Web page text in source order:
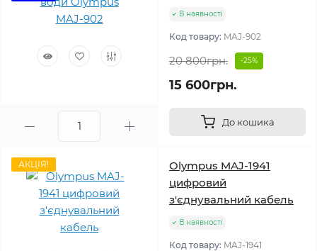
В наявності
Код товару: MAJ-902
20 800грн. -25%
15 600грн.
До кошика
АКЦІЯ!
Olympus MAJ-1941
цифровий
з'єднувальний кабель
В наявності
Код товару: MAJ-1941